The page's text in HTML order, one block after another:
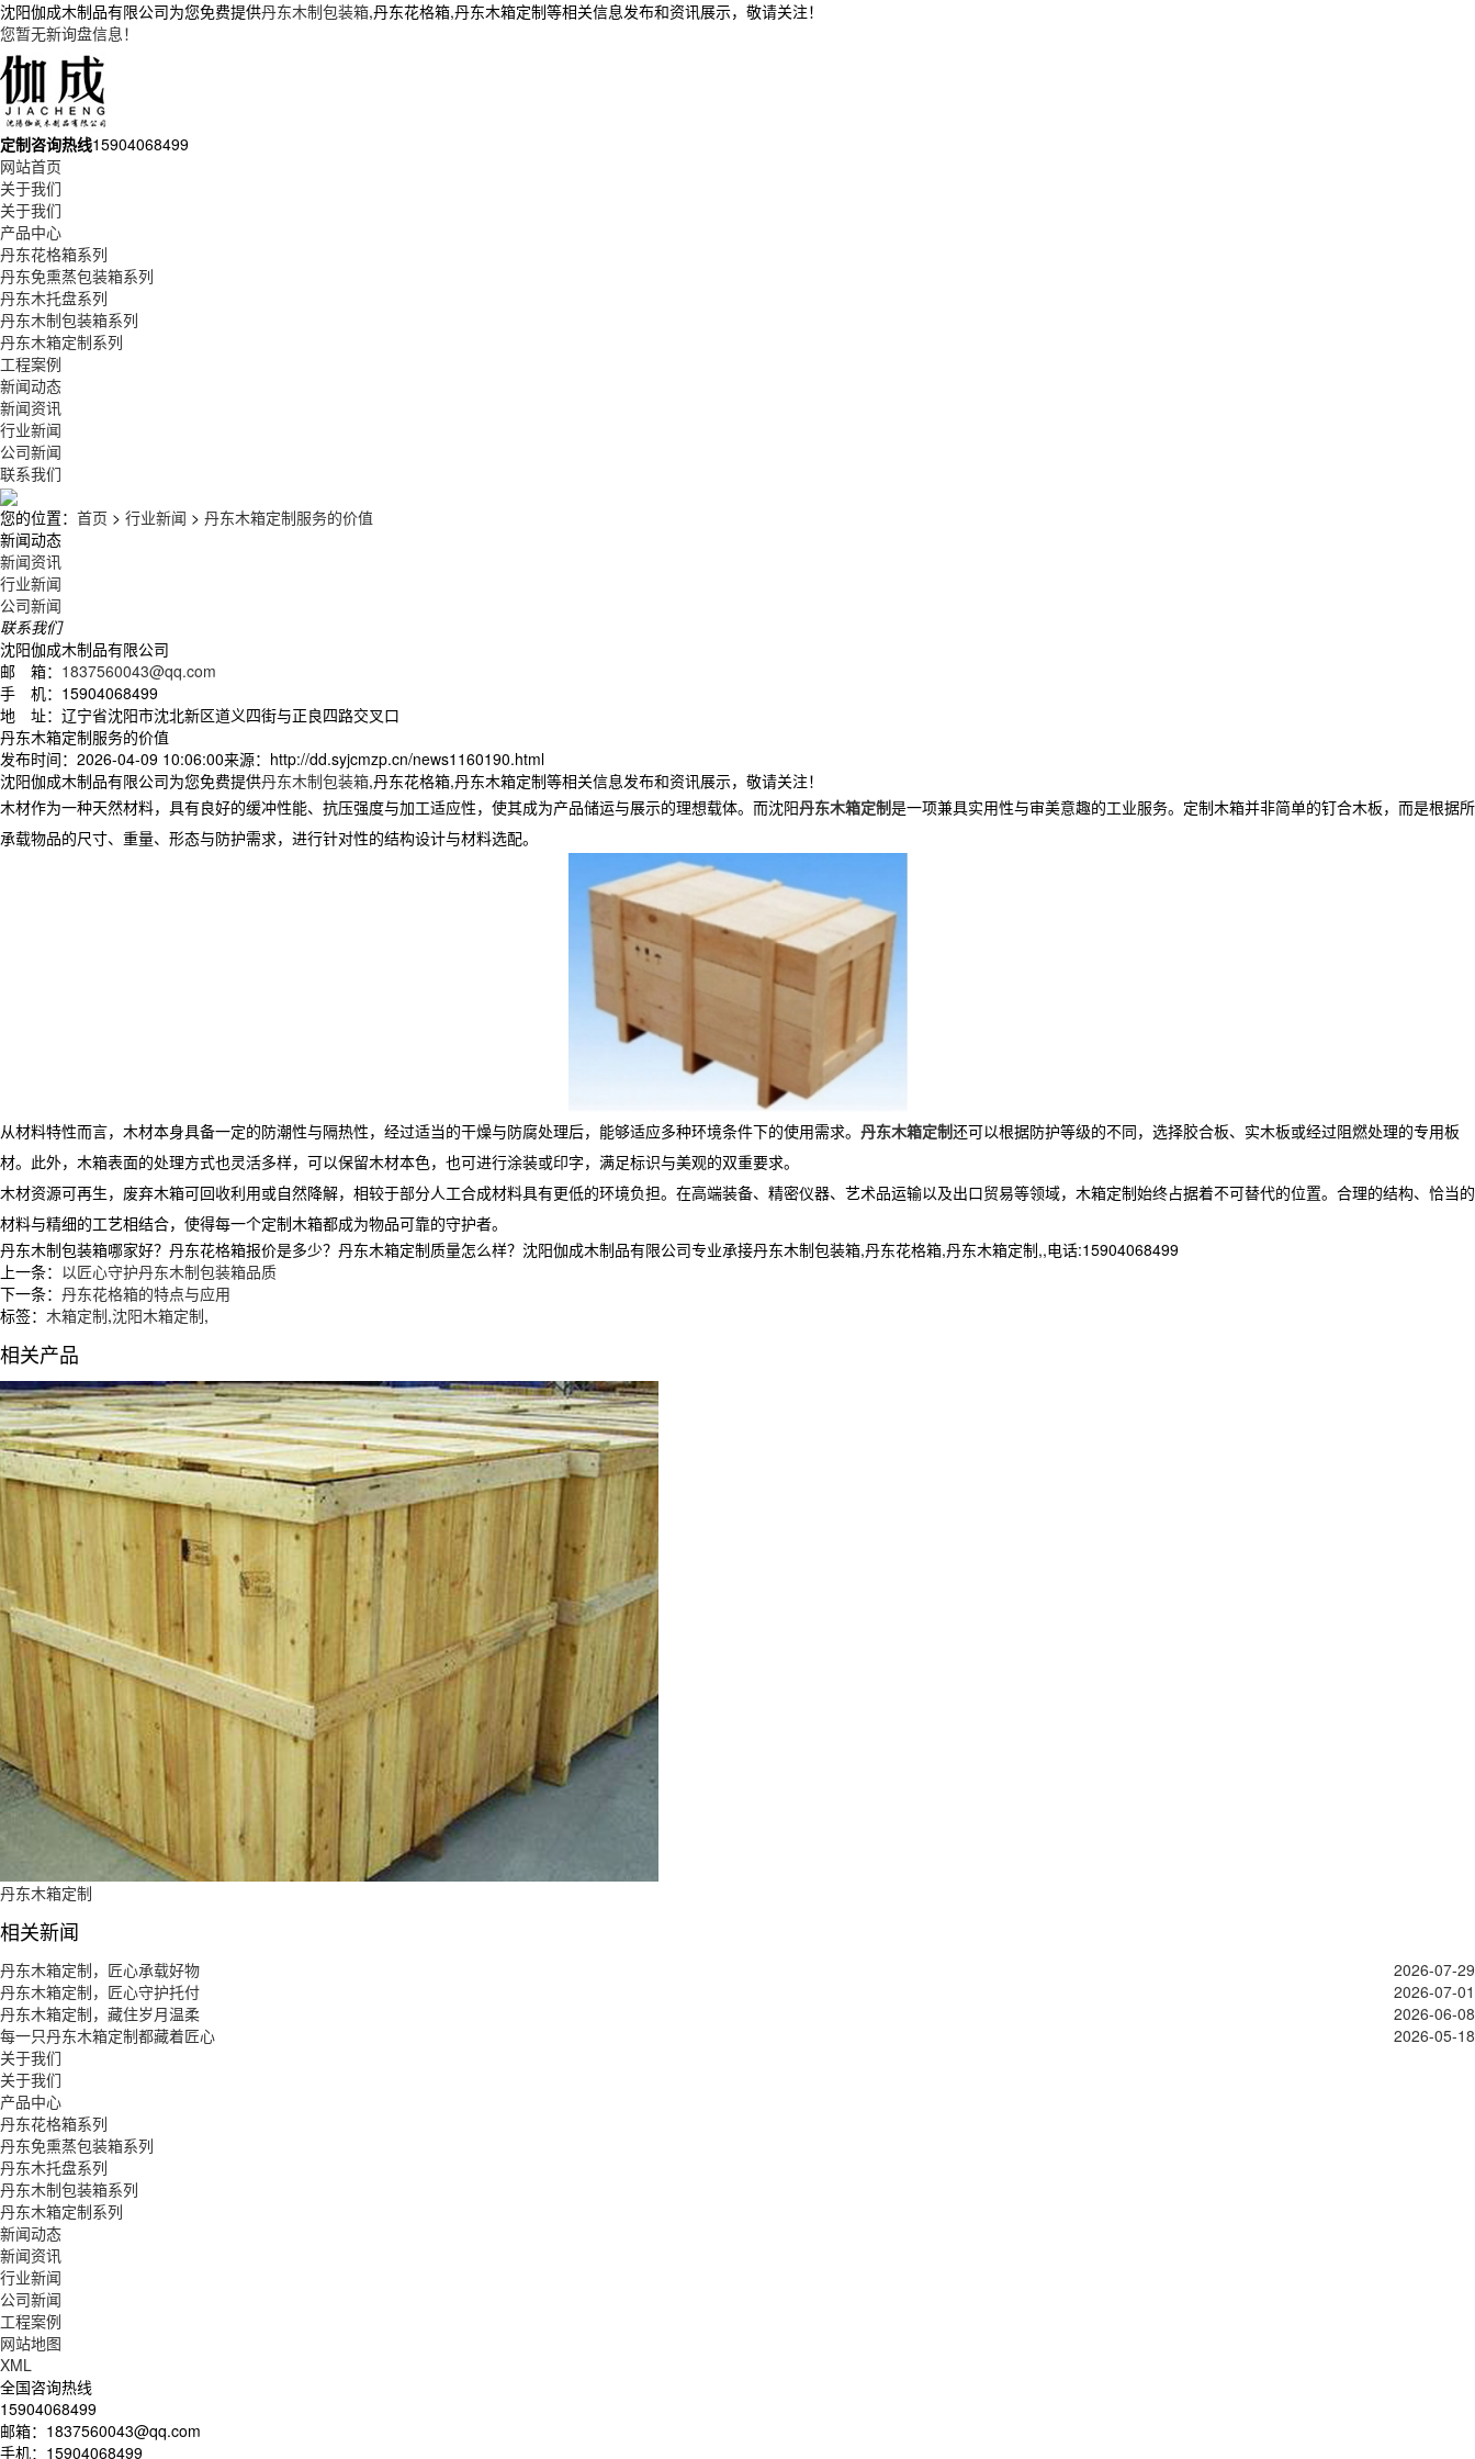
沈阳伽成木制品有限公司为您免费提供丹东木制包装箱,丹东花格箱,丹东木箱定制等相关信息发布和资讯展示，敬请关注！
您暂无新询盘信息！
定制咨询热线15904068499
网站首页
关于我们
关于我们
产品中心
丹东花格箱系列
丹东免熏蒸包装箱系列
丹东木托盘系列
丹东木制包装箱系列
丹东木箱定制系列
工程案例
新闻动态
新闻资讯
行业新闻
公司新闻
联系我们
您的位置： 首页 > 行业新闻 > 丹东木箱定制服务的价值
新闻动态
新闻资讯
行业新闻
公司新闻
联系我们
沈阳伽成木制品有限公司
邮 箱： 1837560043@qq.com
手 机：15904068499
地 址：辽宁省沈阳市沈北新区道义四街与正良四路交叉口
丹东木箱定制服务的价值
发布时间：2026-04-09 10:06:00来源：http://dd.syjcmzp.cn/news1160190.html
沈阳伽成木制品有限公司为您免费提供丹东木制包装箱,丹东花格箱,丹东木箱定制等相关信息发布和资讯展示，敬请关注！
木材作为一种天然材料，具有良好的缓冲性能、抗压强度与加工适应性，使其成为产品储运与展示的理想载体。而沈阳丹东木箱定制是一项兼具实用性与审美意趣的工业服务。定制木箱并非简单的钉合木板，而是根据所
承载物品的尺寸、重量、形态与防护需求，进行针对性的结构设计与材料选配。
从材料特性而言，木材本身具备一定的防潮性与隔热性，经过适当的干燥与防腐处理后，能够适应多种环境条件下的使用需求。 丹东木箱定制还可以根据防护等级的不同，选择胶合板、实木板或经过阻燃处理的专用板
材。此外，木箱表面的处理方式也灵活多样，可以保留木材本色，也可进行涂装或印字，满足标识与美观的双重要求。
木材资源可再生，废弃木箱可回收利用或自然降解，相较于部分人工合成材料具有更低的环境负担。在高端装备、精密仪器、艺术品运输以及出口贸易等领域，木箱定制始终占据着不可替代的位置。合理的结构、恰当的
材料与精细的工艺相结合，使得每一个定制木箱都成为物品可靠的守护者。
丹东木制包装箱哪家好？丹东花格箱报价是多少？丹东木箱定制质量怎么样？沈阳伽成木制品有限公司专业承接丹东木制包装箱,丹东花格箱,丹东木箱定制,,电话:15904068499
上一条： 以匠心守护丹东木制包装箱品质
下一条： 丹东花格箱的特点与应用
标签： 木箱定制,沈阳木箱定制,
相关产品
丹东木箱定制
相关新闻
丹东木箱定制，匠心承载好物
2026-07-29
丹东木箱定制，匠心守护托付
2026-07-01
丹东木箱定制，藏住岁月温柔
2026-06-08
每一只丹东木箱定制都藏着匠心
2026-05-18
关于我们
关于我们
产品中心
丹东花格箱系列
丹东免熏蒸包装箱系列
丹东木托盘系列
丹东木制包装箱系列
丹东木箱定制系列
新闻动态
新闻资讯
行业新闻
公司新闻
工程案例
网站地图
XML
全国咨询热线
15904068499
邮箱：1837560043@qq.com
手机：15904068499